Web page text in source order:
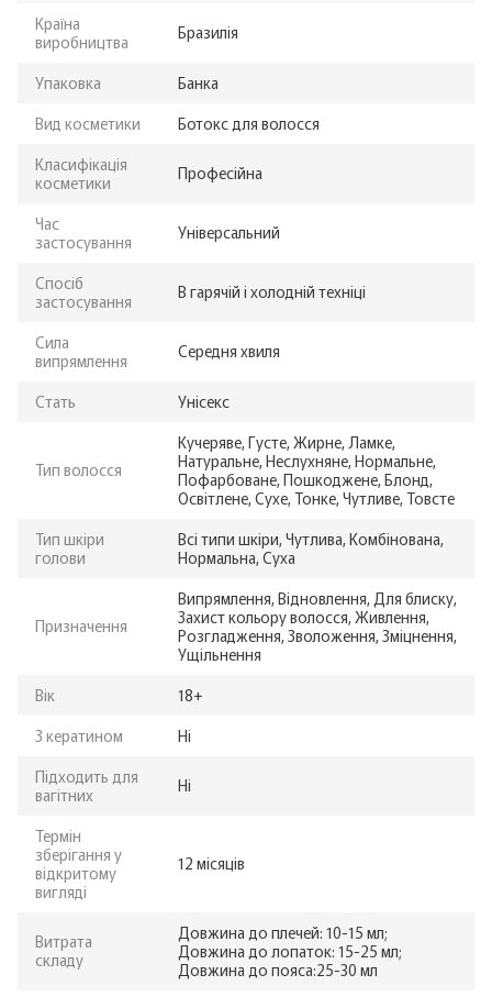
Країна
виробництва
Бразилія
Упаковка
Банка
Вид косметики
Ботокс для волосся
Класифікація
косметики
Професійна
Час
застосування
Універсальний
Спосіб
застосування
В гарячій і холодній техніці
Сила
випрямлення
Середня хвиля
Стать Унісекс
Тип волосся
Кучеряве, Густе, Жирне, Ламке,
Натуральне, Неслухняне, Нормальне,
Пофарбоване, Пошкоджене, Блонд,
Освітлене, Сухе, Тонке, Чутливе, Товсте
Тип шкіри
голови
Всі типи шкіри, Чутлива, Комбінована,
Нормальна, Суха
Призначення
Випрямлення, Відновлення, Для блиску,
Захист кольору волосся, Живлення,
Розгладження, Зволоження, Зміцнення,
Ущільнення
Вік
18+
З кератином
Ні
Підходить для
вагітних
Ні
Термін
зберігання у
відкритому
вигляді
12 місяців
Витрата
складу
Довжина до плечей: 10-15 мл;
Довжина до лопаток: 15-25 мл;
Довжина до пояса:25-30 мл